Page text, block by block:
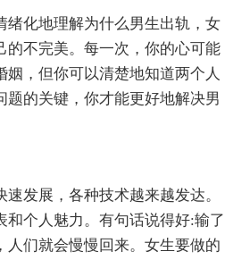
绪化地理解为什么男生出轨，女
的不完美。每一次，你的心可能
，但你可以清楚地知道两个人
题的关键，你才能更好地解决男
发展，各种技术越来越发达。
和个人魅力。有句话说得好:输了
人们就会慢慢回来。女生要做的